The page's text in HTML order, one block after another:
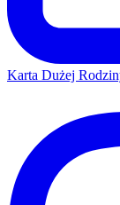
Karta Dużej